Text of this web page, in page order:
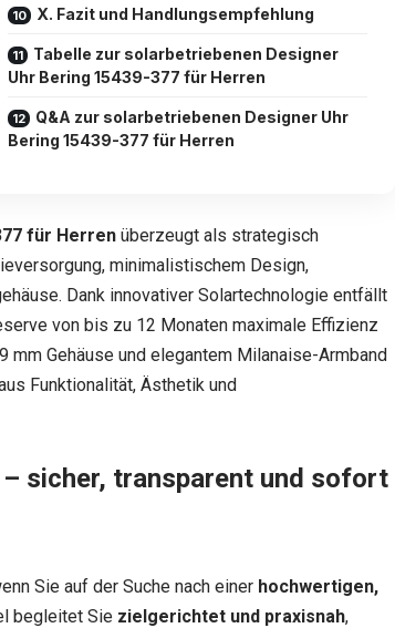
X. Fazit und Handlungsempfehlung
Tabelle zur solarbetriebenen Designer
Uhr Bering 15439-377 für Herren
Q&A zur solarbetriebenen Designer Uhr
Bering 15439-377 für Herren
für Herren überzeugt als strategisch
minimalistischem Design,
Dank innovativer Solartechnologie entfällt
von bis zu 12 Monaten maximale Effizienz
Gehäuse und elegantem Milanaise-Armband
Funktionalität, Ästhetik und
sicher, transparent und sofort
Sie auf der Suche nach einer hochwertigen,
begleitet Sie zielgerichtet und praxisnah,